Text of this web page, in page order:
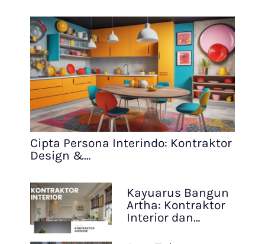
Cipta Persona Interindo: Kontraktor
Design &…
Kayuarus Bangun
Artha: Kontraktor
Interior dan…